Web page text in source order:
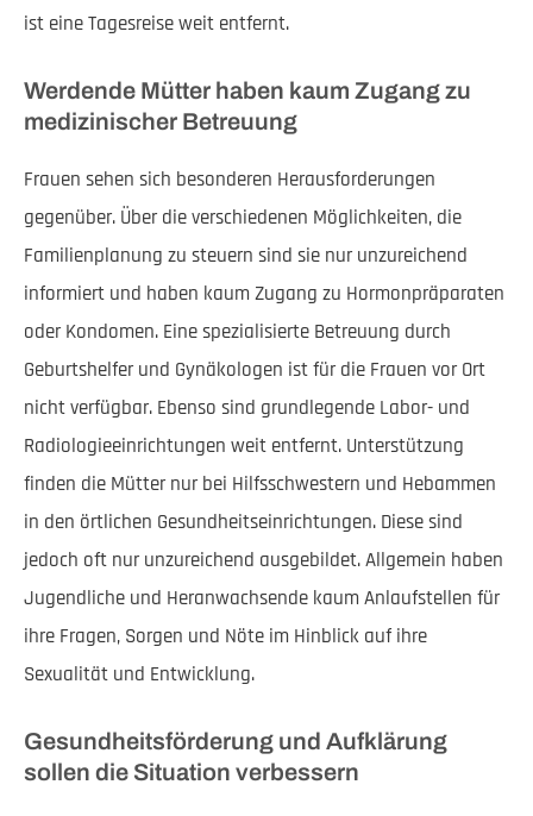
ist eine Tagesreise weit entfernt.
Werdende Mütter haben kaum Zugang zu
medizinischer Betreuung
Frauen sehen sich besonderen Herausforderungen
gegenüber. Über die verschiedenen Möglichkeiten, die
Familienplanung zu steuern sind sie nur unzureichend
informiert und haben kaum Zugang zu Hormonpräparaten
oder Kondomen. Eine spezialisierte Betreuung durch
Geburtshelfer und Gynäkologen ist für die Frauen vor Ort
nicht verfügbar. Ebenso sind grundlegende Labor- und
Radiologieeinrichtungen weit entfernt. Unterstützung
finden die Mütter nur bei Hilfsschwestern und Hebammen
in den örtlichen Gesundheitseinrichtungen. Diese sind
jedoch oft nur unzureichend ausgebildet. Allgemein haben
Jugendliche und Heranwachsende kaum Anlaufstellen für
ihre Fragen, Sorgen und Nöte im Hinblick auf ihre
Sexualität und Entwicklung.
Gesundheitsförderung und Aufklärung
sollen die Situation verbessern